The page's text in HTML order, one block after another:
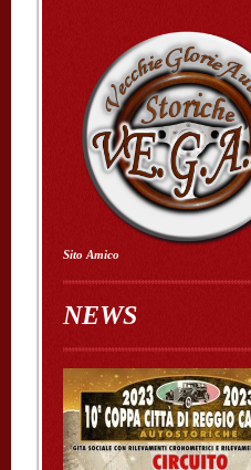
Sito Amico
NEWS